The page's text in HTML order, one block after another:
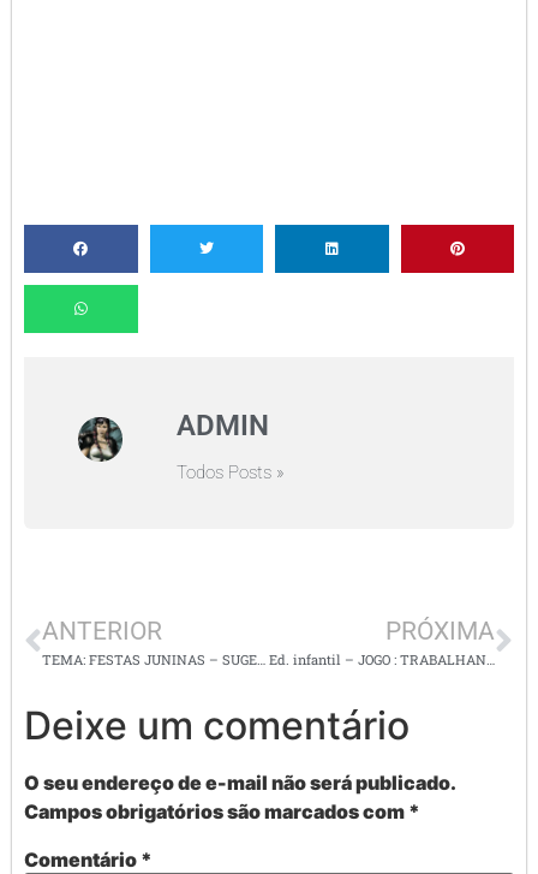
ADMIN
Todos Posts »
ANTERIOR
TEMA: FESTAS JUNINAS – SUGESTÕES DE PAINÉIS, LEMBRANCINHAS E ATIVIDADES
PRÓXIMA
Ed. infantil – JOGO : TRABALHANDO AS EMOÇÕES
Deixe um comentário
O seu endereço de e-mail não será publicado.
Campos obrigatórios são marcados com *
Comentário *